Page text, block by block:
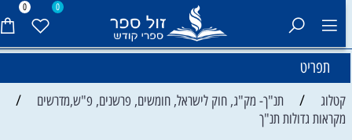
0 0
תפריט
קטלוג / תנ"ך- מק"ג, חוק לישראל, חומשים, פרשנים, פ"ש,מדרשים /
מקראות גדולות תנ"ך